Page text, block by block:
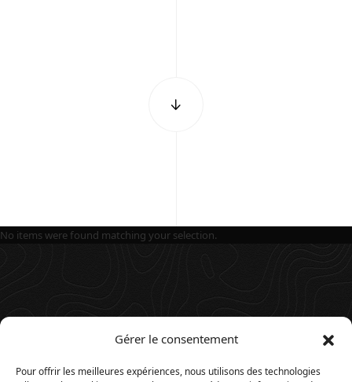
Gérer le consentement
Pour offrir les meilleures expériences, nous utilisons des technologies
No items were found matching your selection.